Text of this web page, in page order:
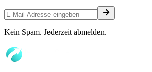
Kein Spam. Jederzeit abmelden.